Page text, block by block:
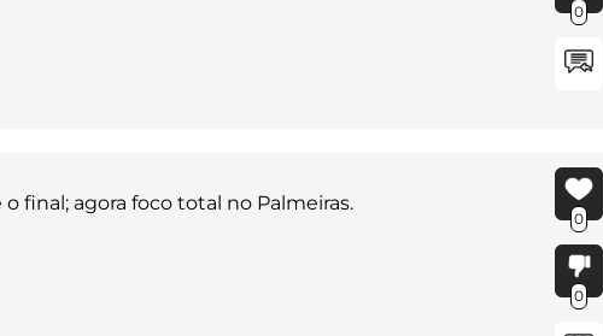
0
final; agora foco total no Palmeiras.
0
0